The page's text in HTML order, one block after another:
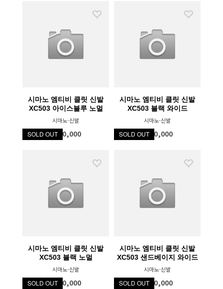
시마노 엠티비 클릿 신발
XC503 아이스블루 노멀
시마노-신발
₩250,000
SOLD OUT
시마노 엠티비 클릿 신발
XC503 블랙 와이드
시마노-신발
₩250,000
SOLD OUT
시마노 엠티비 클릿 신발
XC503 블랙 노멀
시마노-신발
₩250,000
SOLD OUT
시마노 엠티비 클릿 신발
XC503 샌드베이지 와이드
시마노-신발
₩250,000
SOLD OUT